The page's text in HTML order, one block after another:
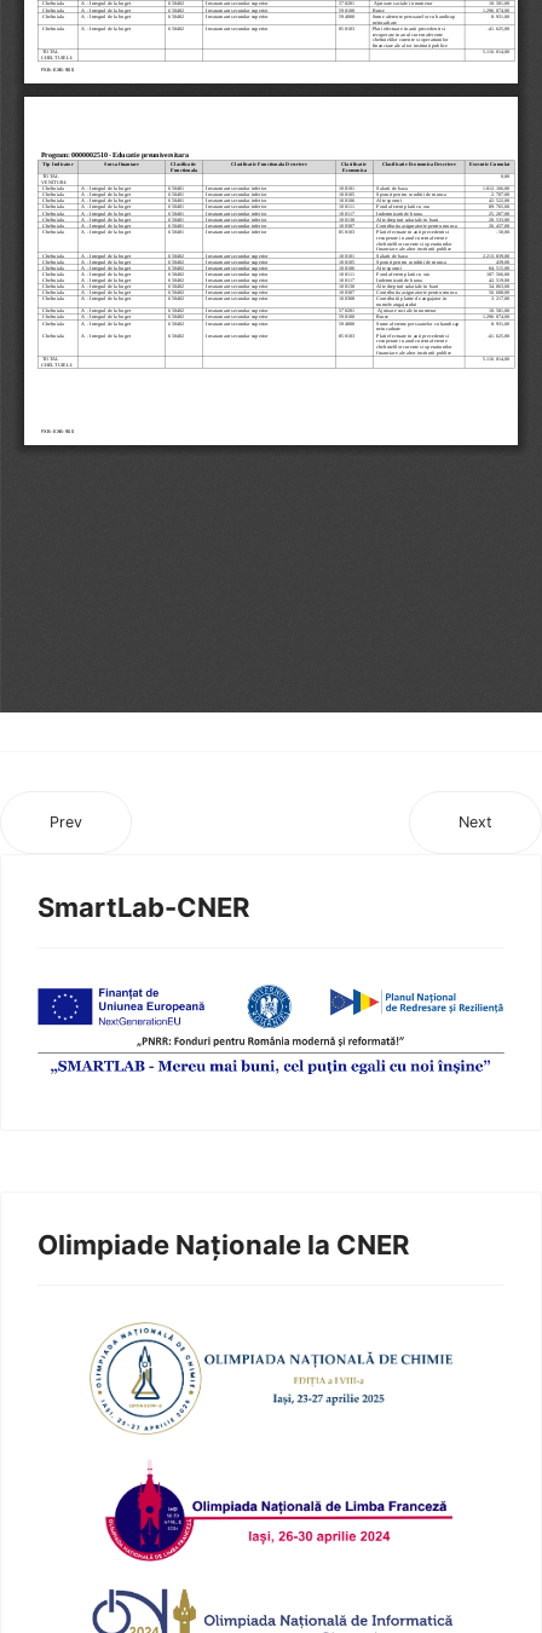
Prev Next
SmartLab-CNER
Olimpiade Naționale la CNER